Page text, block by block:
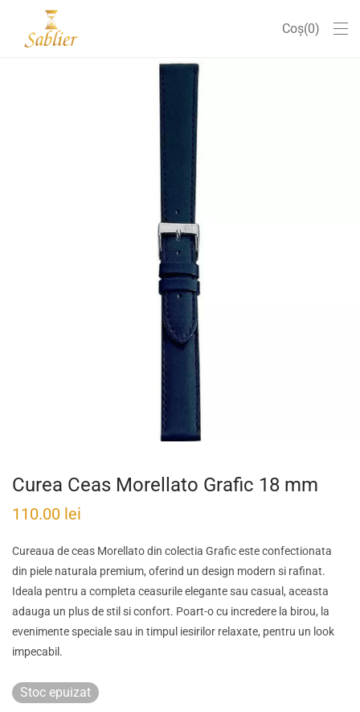
Coș 0
Curea Ceas Morellato Grafic 18 mm
110.00 lei
Cureaua de ceas Morellato din colectia Grafic este confectionata
din piele naturala premium, oferind un design modern si rafinat.
Ideala pentru a completa ceasurile elegante sau casual, aceasta
adauga un plus de stil si confort. Poart-o cu incredere la birou, la
evenimente speciale sau in timpul iesirilor relaxate, pentru un look
impecabil.
Stoc epuizat